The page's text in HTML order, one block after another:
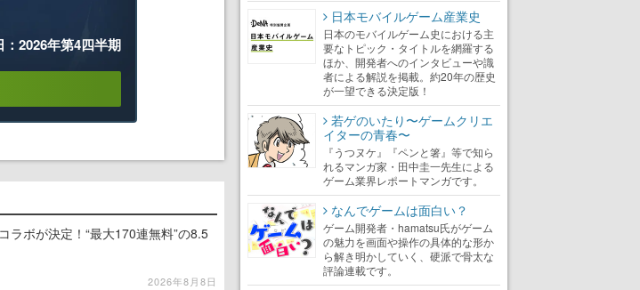
：2026年第4四半期
ラボが決定！“最大170連無料”の8.5
2026年8月8日
日本モバイルゲーム産業史
日本のモバイルゲーム史における主
要なトピック・タイトルを網羅する
ほか、開発者へのインタビューや識
者による解説を掲載。約20年の歴史
が一望できる決定版！
若ゲのいたり〜ゲームクリエ
イターの青春〜
『うつヌケ』『ペンと箸』等で知ら
れるマンガ家・田中圭一先生による
ゲーム業界レポートマンガです。
なんでゲームは面白い？
ゲーム開発者・hamatsu氏がゲーム
の魅力を画面や操作の具体的な形か
ら解き明かしていく、硬派で骨太な
評論連載です。